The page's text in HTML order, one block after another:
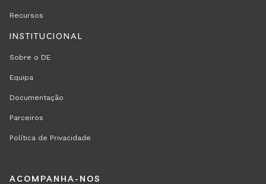
Recursos
INSTITUCIONAL
Sobre o DE
Equipa
Documentação
Parceiros
Política de Privacidade
REGION
ACOMPANHA-NOS